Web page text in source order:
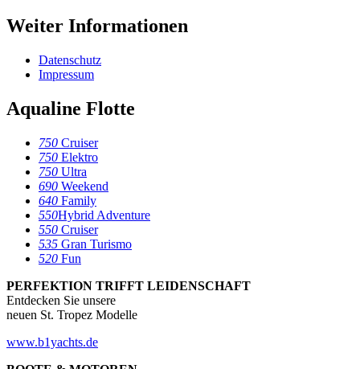
Weiter Informationen
Datenschutz
Impressum
Aqualine Flotte
750 Cruiser
750 Elektro
750 Ultra
690 Weekend
640 Family
550Hybrid Adventure
550 Cruiser
535 Gran Turismo
520 Fun
PERFEKTION TRIFFT LEIDENSCHAFT
Entdecken Sie unsere
neuen St. Tropez Modelle
www.b1yachts.de